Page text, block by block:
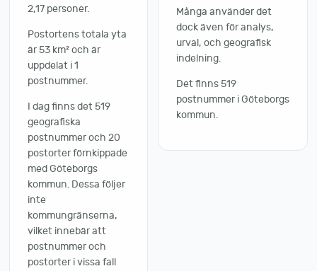
2,17 personer.
Postortens totala yta
är 53 km² och är
uppdelat i 1
postnummer.
I dag finns det 519
geografiska
postnummer och 20
postorter förnkippade
med Göteborgs
kommun. Dessa följer
inte
kommungränserna,
vilket innebär att
postnummer och
postorter i vissa fall
Många använder det
dock även för analys,
urval, och geografisk
indelning.
Det finns 519
postnummer i Göteborgs
kommun.